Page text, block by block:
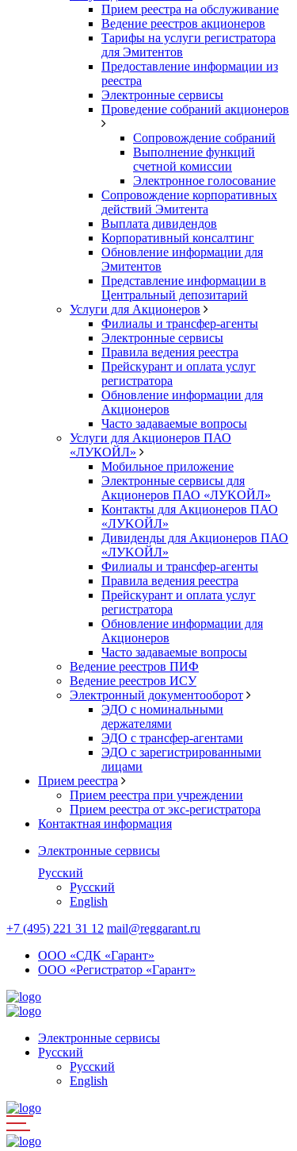
Прием реестра на обслуживание
Ведение реестров акционеров
Тарифы на услуги регистратора
для Эмитентов
Предоставление информации из
реестра
Электронные сервисы
Проведение собраний акционеров
Сопровождение собраний
Выполнение функций
счетной комиссии
Электронное голосование
Сопровождение корпоративных
действий Эмитента
Выплата дивидендов
Корпоративный консалтинг
Обновление информации для
Эмитентов
Представление информации в
Центральный депозитарий
Услуги для Акционеров
Филиалы и трансфер-агенты
Электронные сервисы
Правила ведения реестра
Прейскурант и оплата услуг
регистратора
Обновление информации для
Акционеров
Часто задаваемые вопросы
Услуги для Акционеров ПАО
«ЛУКОЙЛ»
Мобильное приложение
Электронные сервисы для
Акционеров ПАО «ЛУKOЙЛ»
Контакты для Акционеров ПАО
«ЛУKOЙЛ»
Дивиденды для Акционеров ПАО
«ЛУKOЙЛ»
Филиалы и трансфер-агенты
Правила ведения реестра
Прейскурант и оплата услуг
регистратора
Обновление информации для
Акционеров
Часто задаваемые вопросы
Ведение реестров ПИФ
Ведение реестров ИСУ
Электронный документооборот
ЭДО с номинальными
держателями
ЭДО с трансфер-агентами
ЭДО с зарегистрированными
лицами
Прием реестра
Прием реестра при учреждении
Прием реестра от экс-регистратора
Контактная информация
Электронные сервисы
Русский
Русский
English
+7 (495) 221 31 12 mail@reggarant.ru
ООО «СДК «Гарант»
ООО «Регистратор «Гарант»
Электронные сервисы
Русский
Русский
English